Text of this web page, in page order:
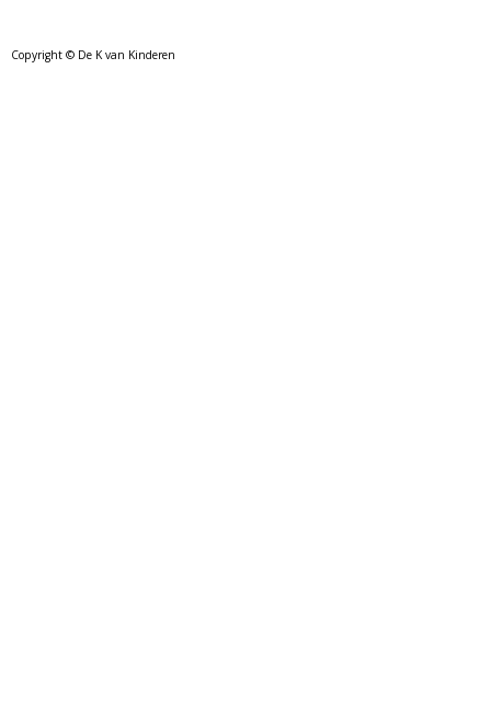
Copyright © De K van Kinderen